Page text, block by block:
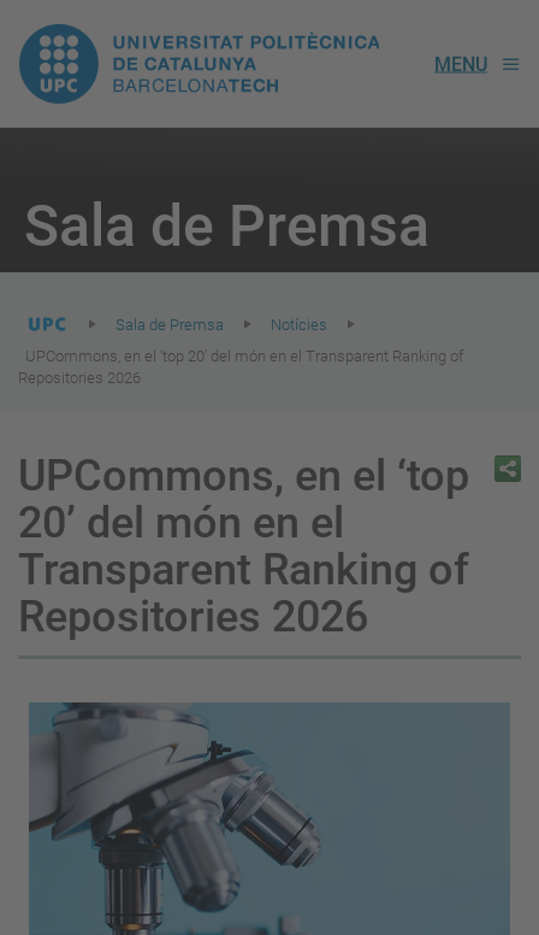
UPC.
Universitat
de
Catalunya
MENU
Sala de Premsa
here:
Sala de Premsa
Notícies
UPCommons, en el ‘top 20’ del món en el Transparent Ranking of
Repositories 2026
UPCommons, en el ‘top
20’ del món en el
Transparent Ranking of
Repositories 2026